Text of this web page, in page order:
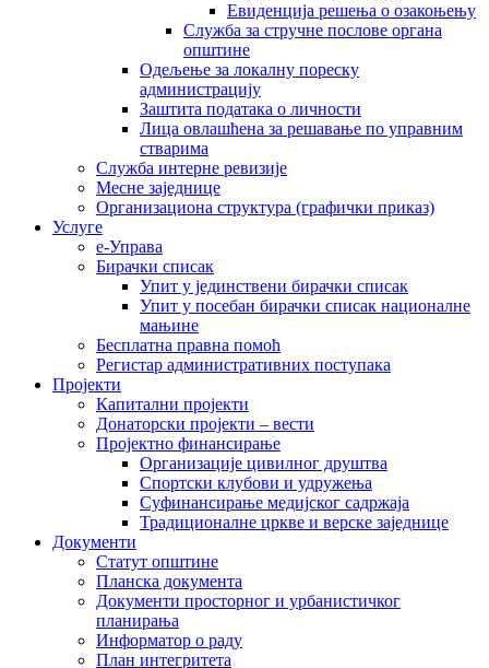
Евиденција решења о озакоњењу
Служба за стручне послове органа
општине
Одељење за локалну пореску
администрацију
Заштита података о личности
Лица овлашћена за решавање по управним
стварима
Служба интерне ревизије
Месне заједнице
Организациона структура (графички приказ)
Услуге
е-Управа
Бирачки списак
Упит у јединствени бирачки списак
Упит у посебан бирачки списак националне
мањине
Бесплатна правна помоћ
Регистар административних поступака
Пројекти
Капитални пројекти
Донаторски пројекти – вести
Пројектно финансирање
Организације цивилног друштва
Спортски клубови и удружења
Суфинансирање медијског садржаја
Традиционалне цркве и верске заједнице
Документи
Статут општине
Планска документа
Документи просторног и урбанистичког
планирања
Информатор о раду
План интегритета